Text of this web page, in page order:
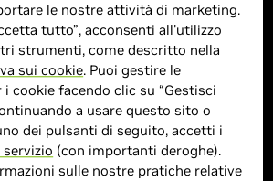
le nostre attività di marketing.
tutto”, acconsenti all'utilizzo
strumenti, come descritto nella
sui cookie. Puoi gestire le
cookie facendo clic su “Gestisci
a usare questo sito o
dei pulsanti di seguito, accetti i
(con importanti deroghe).
sulle nostre pratiche relative